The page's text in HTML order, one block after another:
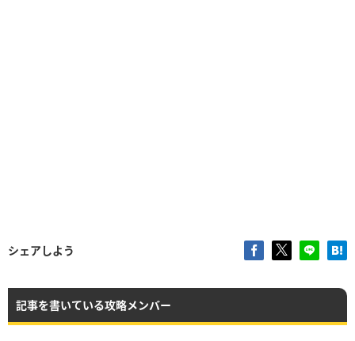
シェアしよう
記事を書いている攻略メンバー